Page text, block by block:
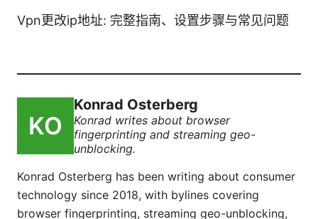
Vpn更改ip地址: 完整指南、设置步骤与常见问题
Konrad Osterberg
Konrad writes about browser
fingerprinting and streaming geo-
unblocking.
Konrad Osterberg has been writing about consumer
technology since 2018, with bylines covering
browser fingerprinting, streaming geo-unblocking,